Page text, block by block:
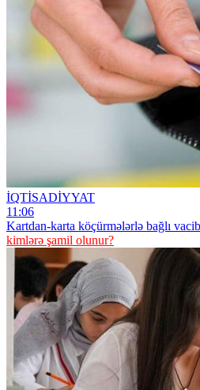
İQTİSADİYYAT
11:06
Kartdan-karta köçürmələrlə bağlı
kimlərə şamil olunur?